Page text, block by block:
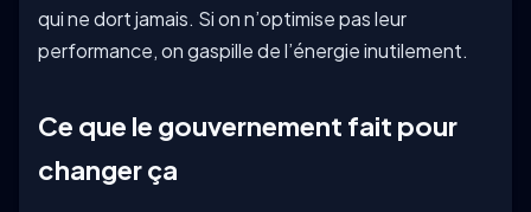
qui ne dort jamais. Si on n’optimise pas leur
performance, on gaspille de l’énergie inutilement.
Ce que le gouvernement fait pour
changer ça